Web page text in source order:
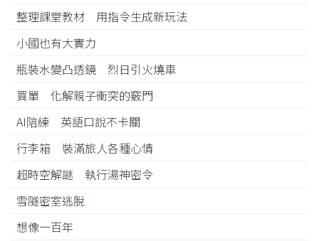
整理課堂教材 用指令生成新玩法
小國也有大實力
瓶裝水變凸透鏡 烈日引火燒車
買單 化解親子衝突的竅門
AI陪練 英語口說不卡關
行李箱 裝滿旅人各種心情
超時空解謎 執行湯神密令
雪隧密室逃脫
想像一百年